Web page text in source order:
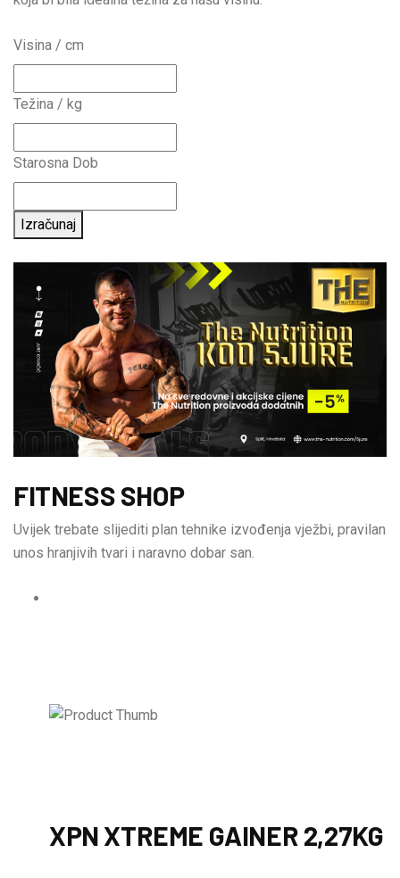
Visina / cm
Težina / kg
Starosna Dob
Izračunaj
FITNESS SHOP
Uvijek trebate slijediti plan tehnike izvođenja vježbi, pravilan
unos hranjivih tvari i naravno dobar san.
XPN XTREME GAINER 2,27KG